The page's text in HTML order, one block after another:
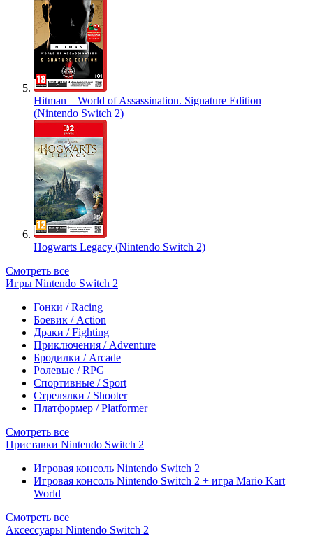
Hitman – World of Assassination. Signature Edition
(Nintendo Switch 2)
Hogwarts Legacy (Nintendo Switch 2)
Смотреть все
Игры Nintendo Switch 2
Гонки / Racing
Боевик / Action
Драки / Fighting
Приключения / Adventure
Бродилки / Arcade
Ролевые / RPG
Спортивные / Sport
Стрелялки / Shooter
Платформер / Platformer
Смотреть все
Приставки Nintendo Switch 2
Игровая консоль Nintendo Switch 2
Игровая консоль Nintendo Switch 2 + игра Mario Kart
World
Смотреть все
Аксессуары Nintendo Switch 2